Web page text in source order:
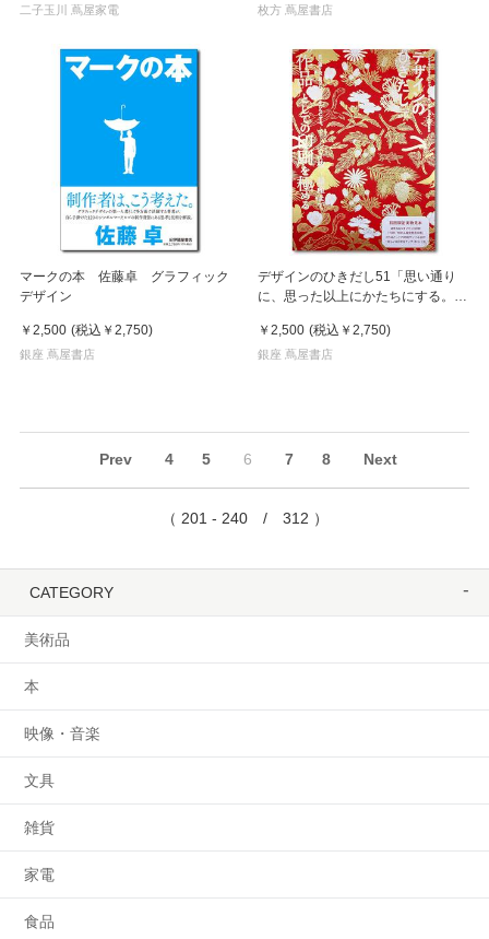
二子玉川 蔦屋家電 枚方 蔦屋書店
マークの本 佐藤卓 グラフィック
デザイン
￥2,500 (税込 ￥2,750)
銀座 蔦屋書店
デザインのひきだし51「思い通り
に、思った以上にかたちにする。1
極める」
￥2,500 (税込 ￥2,750)
銀座 蔦屋書店
Prev 4 5 6 7 8 Next
（ 201 - 240 / 312 ）
CATEGORY
美術品
本
映像・音楽
文具
雑貨
家電
食品